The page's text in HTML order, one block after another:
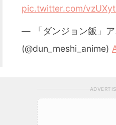
pic.twitter.com/
— 「ダンジョン飯」
(@dun_meshi_anime)